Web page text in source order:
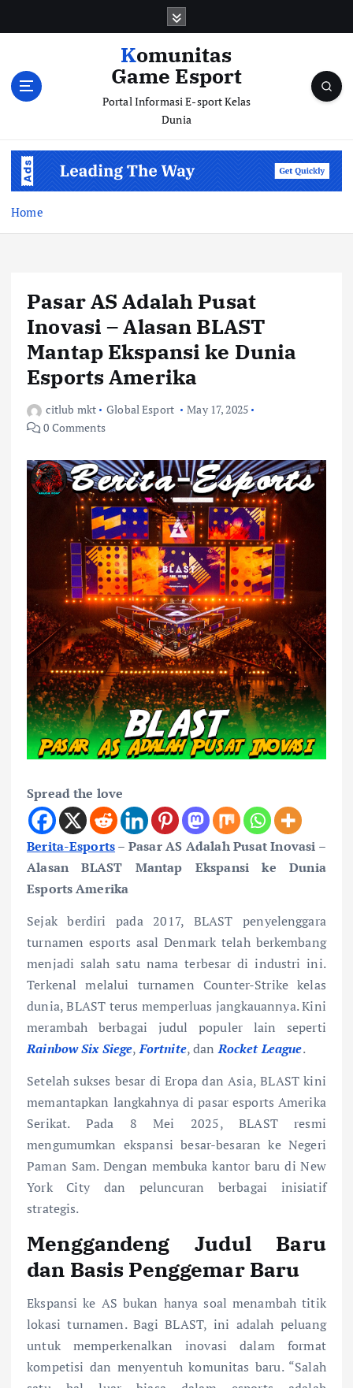
Komunitas
Game Esport
Portal Informasi E-sport Kelas
Dunia
Home
Pasar AS Adalah Pusat
Inovasi – Alasan BLAST
Mantap Ekspansi ke Dunia
Esports Amerika
citlub mkt Global Esport
May 17, 2025
0 Comments
Spread the love
Berita-Esports– Pasar AS Adalah Pusat Inovasi –
Alasan BLAST Mantap Ekspansi ke Dunia
Esports Amerika
Sejak berdiri pada 2017, BLAST penyelenggara
turnamen esports asal Denmark telah berkembang
menjadi salah satu nama terbesar di industri ini.
Terkenal melalui turnamen Counter-Strike kelas
dunia, BLAST terus memperluas jangkauannya. Kini
merambah berbagai judul populer lain seperti
Rainbow Six Siege,Fortnite, danRocket League.
Setelah sukses besar di Eropa dan Asia, BLAST kini
memantapkan langkahnya di pasar esports Amerika
Serikat. Pada 8 Mei 2025, BLAST resmi
mengumumkan ekspansi besar-besaran ke Negeri
Paman Sam. Dengan membuka kantor baru di New
York City dan peluncuran berbagai inisiatif
strategis.
Menggandeng Judul Baru
dan Basis Penggemar Baru
Ekspansi ke AS bukan hanya soal menambah titik
lokasi turnamen. Bagi BLAST, ini adalah peluang
untuk memperkenalkan inovasi dalam format
kompetisi dan menyentuh komunitas baru. “Salah